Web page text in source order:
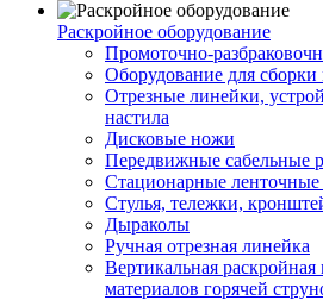
Раскройное оборудование
Промоточно-
Оборудование для сборки
Отрезные линейки,
настила
Дисковые ножи
Передвижные сабельные
Стационарные
Стулья, тележки,
Дыраколы
Ручная отрезная линейка
Вертикальная
материалов горячей